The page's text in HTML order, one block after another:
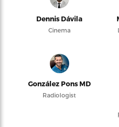
Dennis Dávila
Cinema
González Pons MD
Radiologist